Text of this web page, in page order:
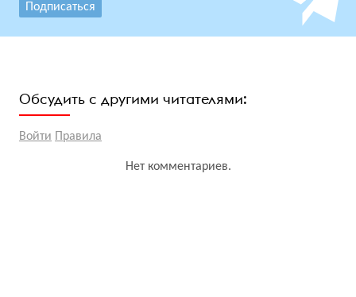
Подписаться
Обсудить с другими читателями:
Войти Правила
Нет комментариев.